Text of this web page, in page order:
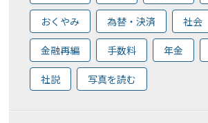
おくやみ 為替・決済 社会
金融再編 手数料 年金
社説 写真を読む